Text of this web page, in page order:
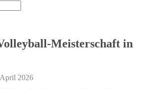
Meisterschaft in
2026